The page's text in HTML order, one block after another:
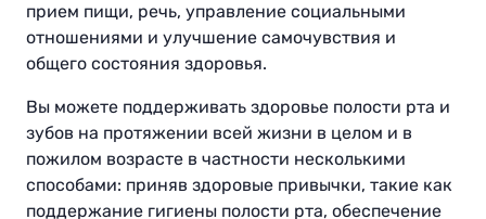
прием пищи, речь, управление социальными
отношениями и улучшение самочувствия и
общего состояния здоровья.
Вы можете поддерживать здоровье полости рта и
зубов на протяжении всей жизни в целом и в
пожилом возрасте в частности несколькими
способами: приняв здоровые привычки, такие как
поддержание гигиены полости рта, обеспечение